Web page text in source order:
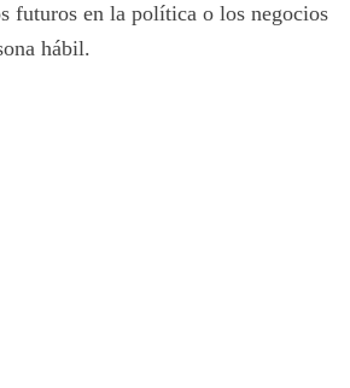
futuros en la política o los negocios
hábil.